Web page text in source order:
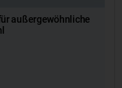
außergewöhnliche